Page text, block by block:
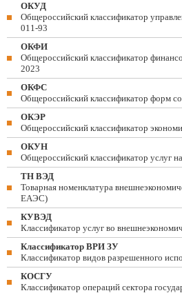
ОКУД
Общероссийский классификатор
011-93
ОКФИ
Общероссийский классификатор
2023
ОКФС
Общероссийский классификатор форм
ОКЭР
Общероссийский классификатор
ОКУН
Общероссийский классификатор услуг
ТН ВЭД
Товарная номенклатура
ЕАЭС)
КУВЭД
Классификатор услуг во
Классификатор ВРИ ЗУ
Классификатор видов разрешенного
КОСГУ
Классификатор операций сектора